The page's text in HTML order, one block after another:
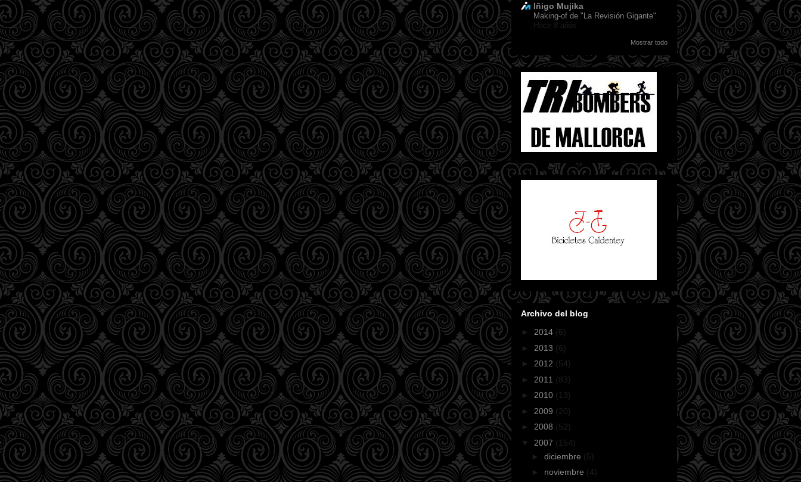
Iñigo Mujika
Making-of de "La Revisión Gigante"
Hace 8 años
Mostrar todo
Archivo del blog
► 2014 (6)
► 2013 (6)
► 2012 (54)
► 2011 (83)
► 2010 (13)
► 2009 (20)
► 2008 (52)
▼ 2007 (154)
► diciembre (5)
► noviembre (4)